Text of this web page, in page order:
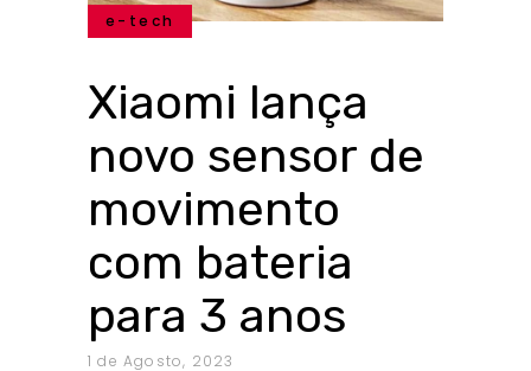
e-tech
Xiaomi lança
novo sensor de
movimento
com bateria
para 3 anos
1 de Agosto, 2023